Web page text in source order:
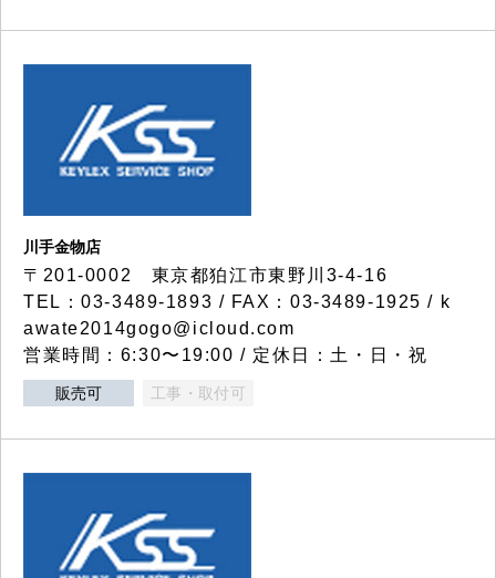
川手金物店
〒201-0002 東京都狛江市東野川3-4-16
TEL：03-3489-1893 / FAX：03-3489-1925 / k
awate2014gogo@icloud.com
営業時間：6:30〜19:00 / 定休日：土・日・祝
販売可 工事・取付可